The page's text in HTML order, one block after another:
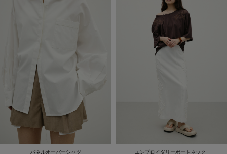
パネルオーバーシャツ
エンブロイダリーボートネックT